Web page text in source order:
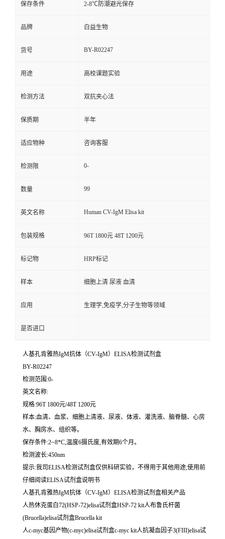
保存条件 2-8℃防潮避光保存
品牌 白益生物
货号 BY-R02247
用途 高校课题实验
检测方法 双抗夹心法
保质期 半年
适应物种 咨询客服
检测限 0-
数量 99
英文名称 Human CV-IgM Elisa kit
包装规格 96T 1800元 48T 1200元
标记物 HRP标记
样本 细胞上清 尿液 血清
应用 生理学,免疫学,分子生物等领域
是否进口
人基孔肯雅热IgM抗体（CV-IgM）ELISA检测试剂盒
BY-R02247
检测范围:0-
英文名称:
规格:96T 1800元/48T 1200元
样本:血清、血浆、细胞上清液、尿液、体液、灌洗液、脑脊髓、心房
水、胸房水、组织等。
保存条件:2~8*C,温度6摄氏度,有效期6个月。
检测波长:450nm
提示:我司ELISA检测试剂盒仅供科研实验，不得用于其他用途;使用前
仔细阅读ELISA试剂盒说明书
人基孔肯雅热IgM抗体（CV-IgM）ELISA检测试剂盒相关产品
人热休克蛋白72(HSP-72)elisa试剂盒HSP-72 kit人布鲁氏杆菌
(Brucella)elisa试剂盒Brucella kit
人c-myc基因产物(c-myc)elisa试剂盒c-myc kit人抗凝血因子3(FIII)elisa试